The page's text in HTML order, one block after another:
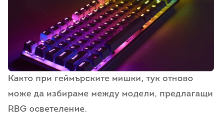
Както при геймърските мишки, тук отново
може да избираме между модели, предлагащи
RBG осветеление.